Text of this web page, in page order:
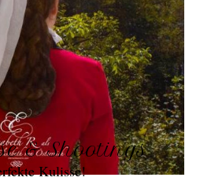
& Shootings
Kulisse!